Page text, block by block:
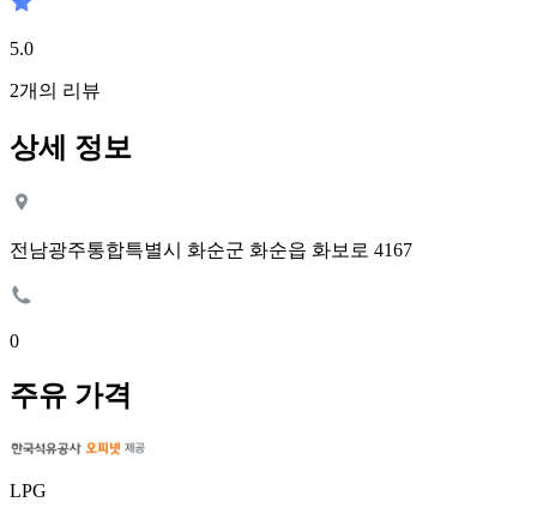
5.0
2개의 리뷰
상세 정보
전남광주통합특별시 화순군 화순읍 화보로 4167
0
주유 가격
LPG